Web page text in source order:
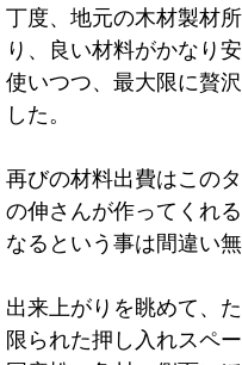
丁度、地元の木材製材
り、良い材料がかなり
使いつつ、最大限に贅
した。
再びの材料出費はこの
の伸さんが作ってくれ
なるという事は間違い
出来上がりを眺めて、
限られた押し入れスペ